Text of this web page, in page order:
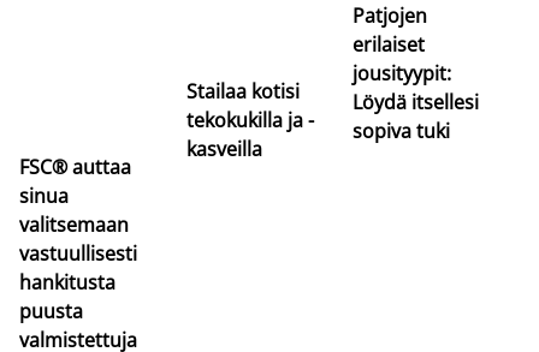
FSC® auttaa
sinua
valitsemaan
vastuullisesti
hankitusta
puusta
valmistettuja
Stailaa kotisi
tekokukilla ja -
kasveilla
Patjojen
erilaiset
jousityypit:
Löydä itsellesi
sopiva tuki